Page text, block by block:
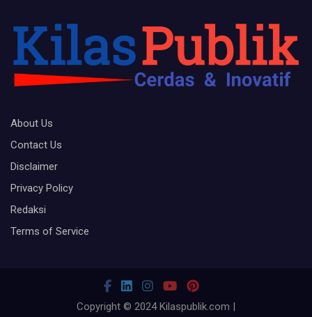
About Us
Contact Us
Disclaimer
Privacy Policy
Redaksi
Terms of Service
Copyright © 2024 Kilaspublik.com |